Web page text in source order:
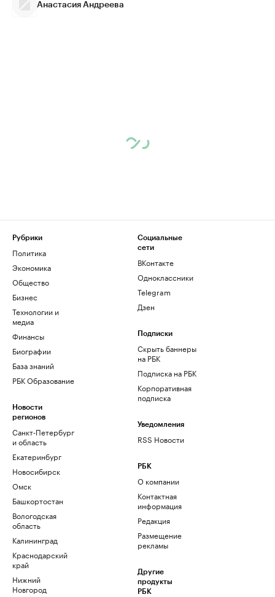
Анастасия Андреева
Рубрики
Политика
Экономика
Общество
Бизнес
Технологии и
медиа
Финансы
Биографии
База знаний
РБК Образование
Новости
регионов
Санкт-Петербург
и область
Екатеринбург
Новосибирск
Омск
Башкортостан
Вологодская
область
Калининград
Краснодарский
край
Нижний
Новгород
Социальные
сети
ВКонтакте
Одноклассники
Telegram
Дзен
Подписки
Скрыть баннеры
на РБК
Подписка на РБК
Корпоративная
подписка
Уведомления
RSS Новости
РБК
О компании
Контактная
информация
Редакция
Размещение
рекламы
Другие
продукты
РБК